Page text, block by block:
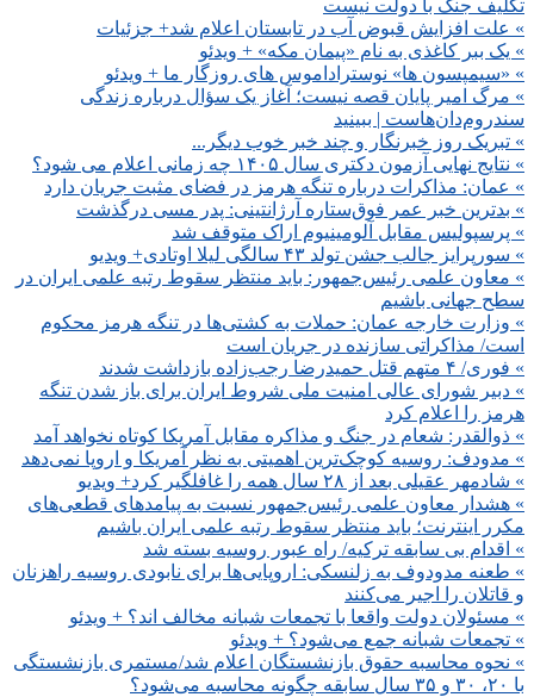
تکلیف جنگ با دولت نیست
» علت افزایش قبوض آب در تابستان اعلام شد+ جزئیات
» یک ببر کاغذی به نام «پیمان مکه» + ویدئو
» «سیمپسون ها» نوستراداموس های روزگار ما + ویدئو
» مرگ امیر پایان قصه نیست؛ آغاز یک سؤال درباره زندگی
سندروم‌دان‌هاست | ببینید
» تبریک روز خبرنگار و چند خبر خوب دیگر...
» نتایج نهایی آزمون دکتری سال ۱۴۰۵ چه زمانی اعلام می شود؟
» عمان: مذاکرات درباره تنگه هرمز در فضای مثبت جریان دارد
» بدترین خبر عمر فوق‌ستاره آرژانتینی: پدر مسی درگذشت
» پرسپولیس مقابل آلومینیوم اراک متوقف شد
» سورپرایز جالب جشن تولد ۴۳ سالگی‌ لیلا اوتادی+ ویدیو
» معاون علمی رئیس‌جمهور: باید منتظر سقوط رتبه علمی ایران در
سطح جهانی باشیم
» وزارت خارجه عمان: حملات به کشتی‌ها در تنگه هرمز محکوم
است/ مذاکراتی سازنده در جریان است
» فوری/ ۴ متهم قتل حمیدرضا رجب‌زاده بازداشت شدند
» دبیر شورای عالی امنیت ملی شروط ایران برای باز شدن تنگه
هرمز را اعلام کرد
» ذوالقدر: شعام در جنگ و مذاکره مقابل آمریکا کوتاه نخواهد آمد
» مدودف: روسیه کوچک‌ترین اهمیتی به نظر آمریکا و اروپا نمی‌دهد
» شادمهر عقیلی بعد از ۲۸ سال همه را غافلگیر کرد+ ویدیو
» هشدار معاون علمی رئیس‌جمهور نسبت به پیامدهای قطعی‌های
مکرر اینترنت؛ باید منتظر سقوط رتبه علمی ایران باشیم
» اقدام بی سابقه ترکیه/ راه عبور روسیه بسته شد
» طعنه مدودوف به زلنسکی: اروپایی‌ها برای نابودی روسیه راهزنان
و قاتلان را اجیر می‌کنند
» مسئولان دولت واقعا با تجمعات شبانه مخالف اند؟ + ویدئو
» تجمعات شبانه جمع می‌شود؟ + ویدئو
» نحوه محاسبه حقوق بازنشستگان اعلام شد/مستمری بازنشستگی
با ۲۰، ۳۰ و ۳۵ سال سابقه چگونه محاسبه می‌شود؟